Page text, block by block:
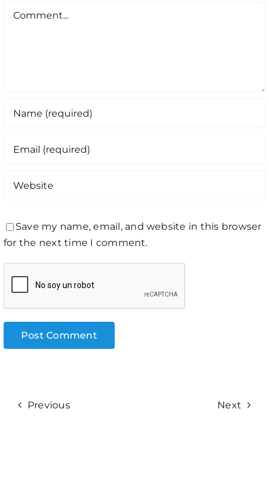
Comment
Save my name, email, and website in this browser
for the next time I comment.
Previous Next